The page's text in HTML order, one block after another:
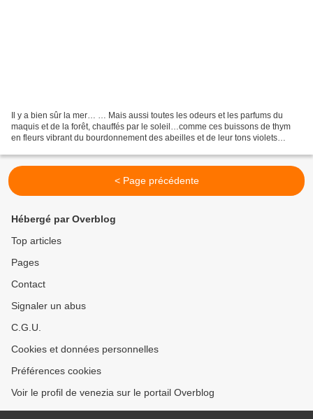
Il y a bien sûr la mer… … Mais aussi toutes les odeurs et les parfums du
maquis et de la forêt, chauffés par le soleil…comme ces buissons de thym
en fleurs vibrant du bourdonnement des abeilles et de leur tons violets
< Page précédente
Hébergé par Overblog
Top articles
Pages
Contact
Signaler un abus
C.G.U.
Cookies et données personnelles
Préférences cookies
Voir le profil de venezia sur le portail Overblog